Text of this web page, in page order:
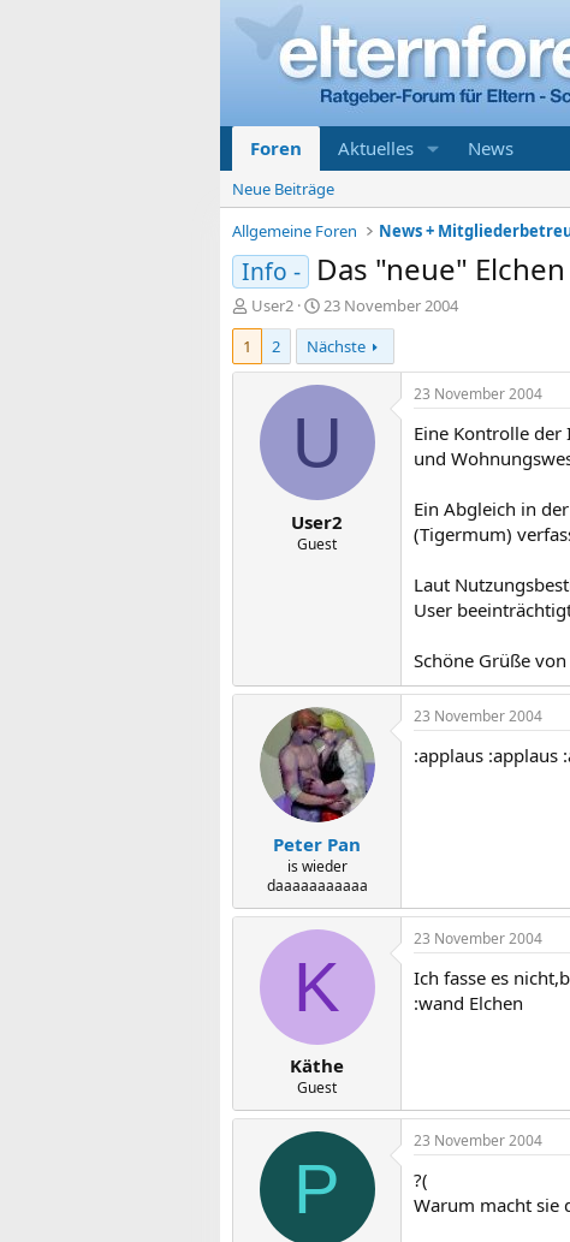
Foren Aktuelles News
Neue Beiträge
Allgemeine Foren
News +
Info - Das "neue" Elchen
E
r
t
User2
E
r
s
t
e
t
m
23 November 2004
1
2 Nächste
U
User2
Guest
23 November 2004
Eine Kontrolle der
und
Ein Abgleich in
(Tigermum)
Laut
User
Schöne Grüße
Peter Pan
is wieder
daaaaaaaaaaa
23 November 2004
:applaus :applaus
K
Käthe
Guest
23 November 2004
Ich fasse es
:wand Elchen
P
23 November 2004
?(
Warum macht sie